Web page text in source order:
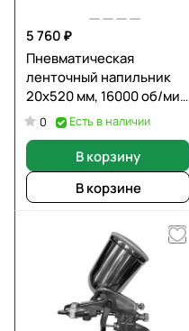
5 760 ₽
Пневматическая
ленточный напильник
20x520 мм, 16000 об/мин
OPTIMUS OPT-BS6550
0 Есть в наличии
В корзину
В корзине